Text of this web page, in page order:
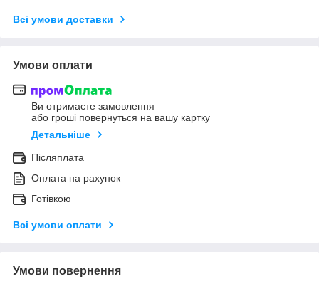
Всі умови доставки
Умови оплати
Ви отримаєте замовлення
або гроші повернуться на вашу картку
Детальніше
Післяплата
Оплата на рахунок
Готівкою
Всі умови оплати
Умови повернення